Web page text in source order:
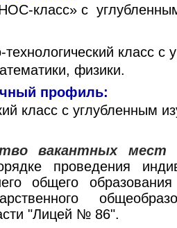
класс» с
класс с
физики.
профиль:
класс с углубленным
вакантных мест
проведения
общего
"Лицей № 86".